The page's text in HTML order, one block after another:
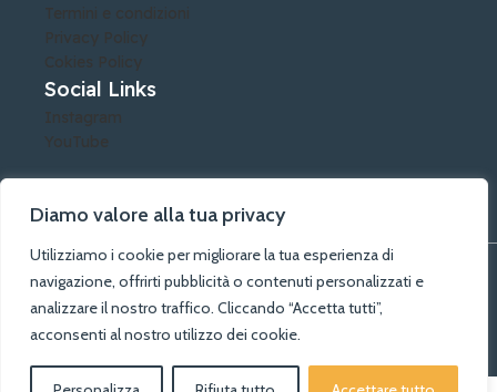
Diamo valore alla tua privacy
Utilizziamo i cookie per migliorare la tua esperienza di
navigazione, offrirti pubblicità o contenuti personalizzati e
analizzare il nostro traffico. Cliccando “Accetta tutti”,
acconsenti al nostro utilizzo dei cookie.
Termini e condizioni
Privacy Policy
Cokies Policy
Social Links
Instagram
YouTube
©A.G.A. Arti Grafiche Alberobello di Lacatena Rosalia - PIVA:
04388790729 - Tutti i diritti riservati